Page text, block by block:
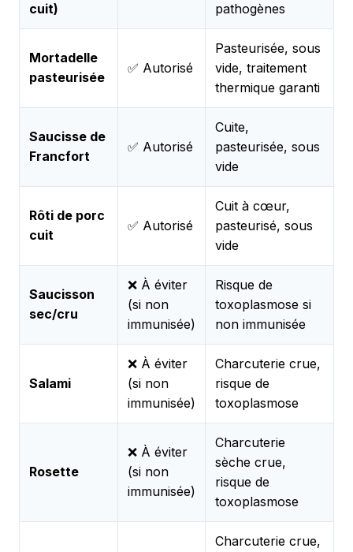
cuit)
pathogènes
Mortadelle
pasteurisée
✅ Autorisé
Pasteurisée, sous
vide, traitement
thermique garanti
Saucisse de
Francfort
✅ Autorisé
Cuite,
pasteurisée, sous
vide
Rôti de porc
cuit
✅ Autorisé
Cuit à cœur,
pasteurisé, sous
vide
Saucisson
sec/cru
❌ À éviter
(si non
immunisée)
Risque de
toxoplasmose si
non immunisée
Salami
❌ À éviter
(si non
immunisée)
Charcuterie crue,
risque de
toxoplasmose
Rosette
❌ À éviter
(si non
immunisée)
Charcuterie
sèche crue,
risque de
toxoplasmose
Charcuterie crue,